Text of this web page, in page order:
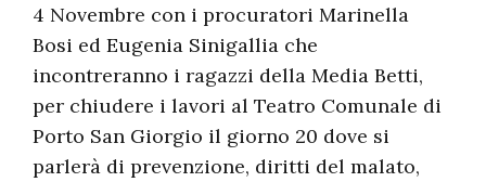
4 Novembre con i procuratori Marinella
Bosi ed Eugenia Sinigallia che
incontreranno i ragazzi della Media Betti,
per chiudere i lavori al Teatro Comunale di
Porto San Giorgio il giorno 20 dove si
parlerà di prevenzione, diritti del malato,